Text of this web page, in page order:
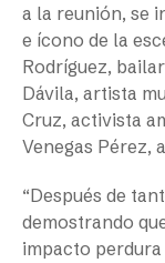
a la reunión, se
e ícono de la
Rodríguez,
Dávila, artista
Cruz, activista
Venegas Pérez,
“Después de
demostrando
impacto